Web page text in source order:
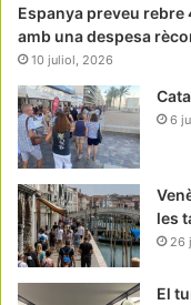
Espanya preveu
amb una despesa
10 juliol, 2026
6
les
26
El